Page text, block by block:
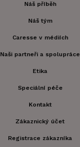
Náš příběh
Náš tým
Caresse v médiích
Naši partneři a spolupráce
Etika
Speciální péče
Kontakt
Zákaznický účet
Registrace zákazníka